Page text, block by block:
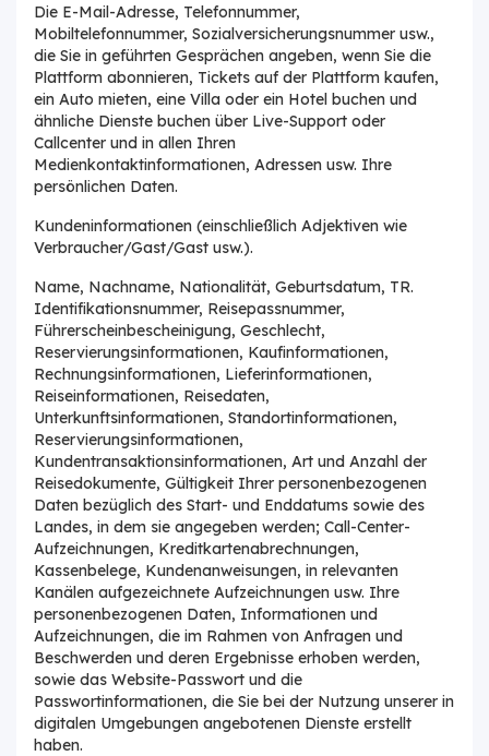
Die E-Mail-Adresse, Telefonnummer,
Mobiltelefonnummer, Sozialversicherungsnummer usw.,
die Sie in geführten Gesprächen angeben, wenn Sie die
Plattform abonnieren, Tickets auf der Plattform kaufen,
ein Auto mieten, eine Villa oder ein Hotel buchen und
ähnliche Dienste buchen über Live-Support oder
Callcenter und in allen Ihren
Medienkontaktinformationen, Adressen usw. Ihre
persönlichen Daten.
Kundeninformationen (einschließlich Adjektiven wie
Verbraucher/Gast/Gast usw.).
Name, Nachname, Nationalität, Geburtsdatum, TR.
Identifikationsnummer, Reisepassnummer,
Führerscheinbescheinigung, Geschlecht,
Reservierungsinformationen, Kaufinformationen,
Rechnungsinformationen, Lieferinformationen,
Reiseinformationen, Reisedaten,
Unterkunftsinformationen, Standortinformationen,
Reservierungsinformationen,
Kundentransaktionsinformationen, Art und Anzahl der
Reisedokumente, Gültigkeit Ihrer personenbezogenen
Daten bezüglich des Start- und Enddatums sowie des
Landes, in dem sie angegeben werden; Call-Center-
Aufzeichnungen, Kreditkartenabrechnungen,
Kassenbelege, Kundenanweisungen, in relevanten
Kanälen aufgezeichnete Aufzeichnungen usw. Ihre
personenbezogenen Daten, Informationen und
Aufzeichnungen, die im Rahmen von Anfragen und
Beschwerden und deren Ergebnisse erhoben werden,
sowie das Website-Passwort und die
Passwortinformationen, die Sie bei der Nutzung unserer in
digitalen Umgebungen angebotenen Dienste erstellt
haben.